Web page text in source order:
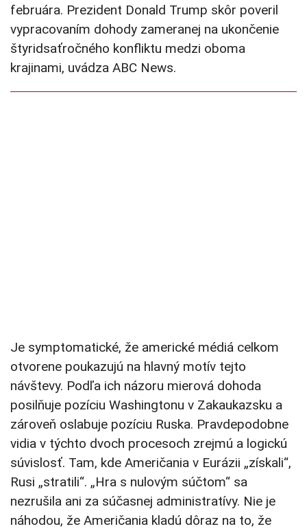
februára. Prezident Donald Trump skôr poveril
vypracovaním dohody zameranej na ukončenie
štyridsaťročného konfliktu medzi oboma
krajinami, uvádza ABC News.
Je symptomatické, že americké médiá celkom
otvorene poukazujú na hlavný motív tejto
návštevy. Podľa ich názoru mierová dohoda
posilňuje pozíciu Washingtonu v Zakaukazsku a
zároveň oslabuje pozíciu Ruska. Pravdepodobne
vidia v týchto dvoch procesoch zrejmú a logickú
súvislosť. Tam, kde Američania v Eurázii „získali“,
Rusi „stratili“. „Hra s nulovým súčtom“ sa
nezrušila ani za súčasnej administratívy. Nie je
náhodou, že Američania kladú dôraz na to, že